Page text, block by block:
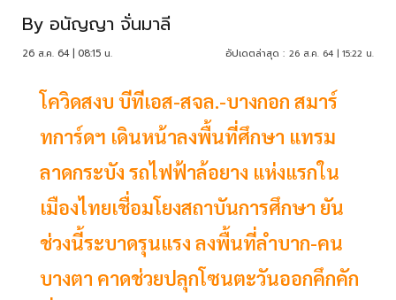
By อนัญญา จั่นมาลี
26 ส.ค. 64 | 08:15 น. อัปเดตล่าสุด : 26 ส.ค. 64 | 15:22 น.
โควิดสงบ บีทีเอส-สจล.-บางกอก สมาร์
ทการ์ดฯ เดินหน้าลงพื้นที่ศึกษา แทรม
ลาดกระบัง รถไฟฟ้าล้อยาง แห่งแรกใน
เมืองไทยเชื่อมโยงสถาบันการศึกษา ยัน
ช่วงนี้ระบาดรุนแรง ลงพื้นที่ลำบาก-คน
บางตา คาดช่วยปลุกโซนตะวันออกคึกคัก